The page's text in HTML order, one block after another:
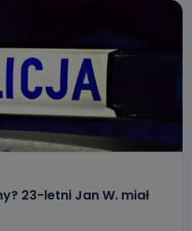
23-letni Jan W. miał